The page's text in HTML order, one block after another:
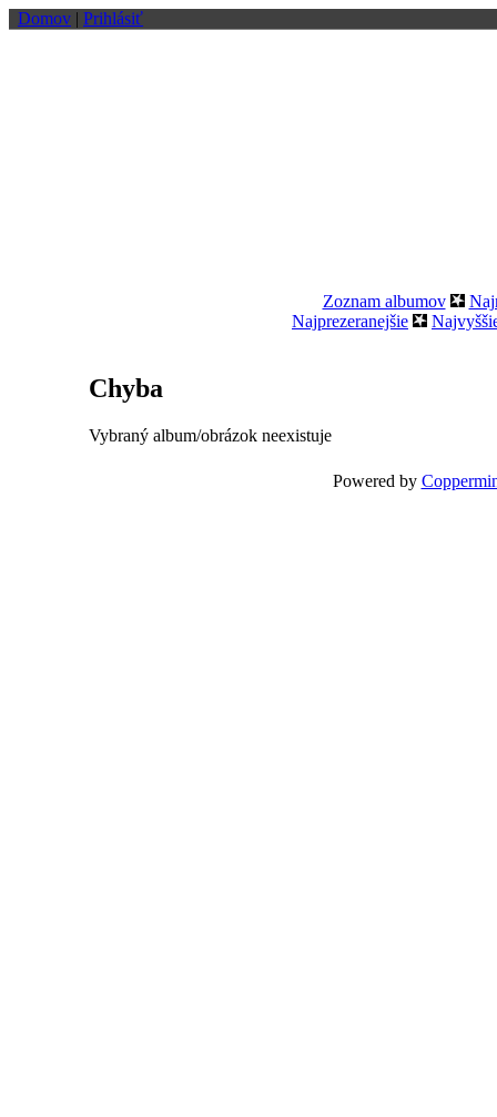
Domov | Prihlásiť
Zoznam albumov
Najprezeranejšie
Chyba
Vybraný album/obrázok neexistuje
Powered by